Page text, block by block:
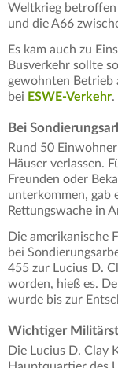
Weltkrieg betroffen
und die A66
Es kam auch zu
Busverkehr sollte
gewohnten Betrieb
bei ESWE-Verkehr.
Bei
Rund 50
Häuser verlassen.
Freunden oder
unterkommen, gab
Rettungswache in
Die amerikanische
bei
455 zur Lucius D.
worden, hieß es.
wurde bis zur
Wichtiger
Die Lucius D. Clay